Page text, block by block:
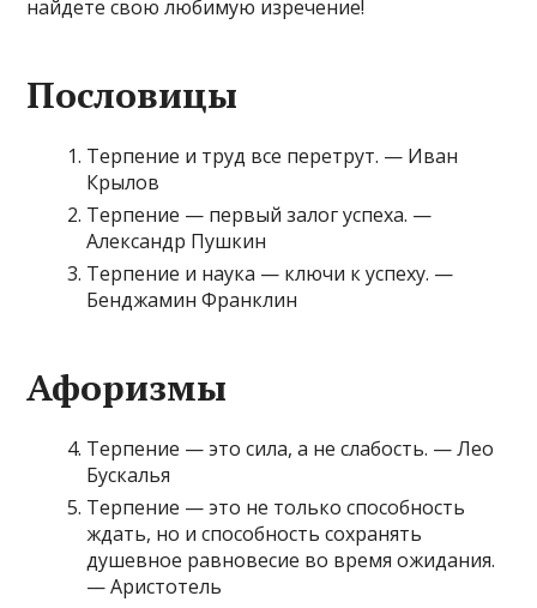
найдете свою любимую изречение!
Пословицы
Терпение и труд все перетрут. — Иван
Крылов
Терпение — первый залог успеха. —
Александр Пушкин
Терпение и наука — ключи к успеху. —
Бенджамин Франклин
Афоризмы
Терпение — это сила, а не слабость. — Лео
Бускалья
Терпение — это не только способность
ждать, но и способность сохранять
душевное равновесие во время ожидания.
— Аристотель